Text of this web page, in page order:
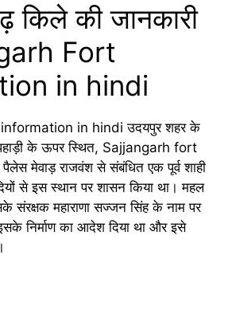
किले की जानकारी
Fort
in hindi
in hindi उदयपुर शहर के
के ऊपर स्थित, Sajjangarh fort
मेवाड़ राजवंश से संबंधित एक पूर्व शाही
से इस स्थान पर शासन किया था। महल
संरक्षक महाराणा सज्जन सिंह के नाम पर
निर्माण का आदेश दिया था और इसे